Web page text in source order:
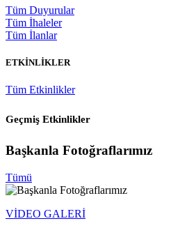
Tüm Duyurular
Tüm İhaleler
Tüm İlanlar
ETKİNLİKLER
Tüm Etkinlikler
Geçmiş Etkinlikler
Başkanla Fotoğraflarımız
Tümü
VİDEO GALERİ